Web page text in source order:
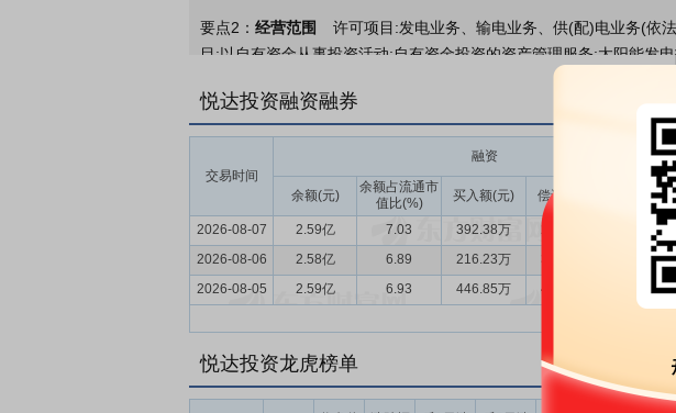
要点2： 经营范围
许可项目:发电业务、输电业务、供(配)电业务(依
目:以自有资金从事投资活动;自有资金投资的资产管理服务:太阳能发
伏设备及元器件销售;生物质燃料加工;农林牧渔业废弃物综合利用,生
利用技术研发;生物质能技术服务;碳减排、碳转化、碳捕捉、碳封存
家用纺织制成品制造;针纺织品销售;环境保护专用设备销售,货物进出
新能源
（一）悦达新能源 公司全资子公司悦达低碳公司是
管理和电力交易为“两翼”的“一体两翼”发展思路，与盐城港实业集团
作各方的资源优势，同时充分发掘盐城丰富的风光资源，在盐城及其
司坚持“发展为要、项目为王、实干为先、管理为本”的工作导向，全
新能源发电企业提供容量租赁服务，向电网提供调峰、调频等辅助服
案，加强团队建设和人才队伍培养，致力成为国内领先的安全绿色低
服务提供商，探索能源革命与数字转型深度融合，以提高能效、降低
服务，为工商业用户提供一体化能源解决方案。 （四）悦达和碳 公
布式光伏、林业碳汇、生物质发电等项目CCER开发权为核心目标，
悦达投资融资融券
交易时间
融资
余额(元)
余额占流通市
值比(%)
买入额(元) 偿还额(元) 净买入(
2026-08-07
2.59亿 7.03 392.38万 241.12万 151.26
2026-08-06
2.58亿 6.89 216.23万 -146.33
2026-08-05
2.59亿 6.93 446.85万 449.81万 -2.97万
悦达投资龙虎榜单